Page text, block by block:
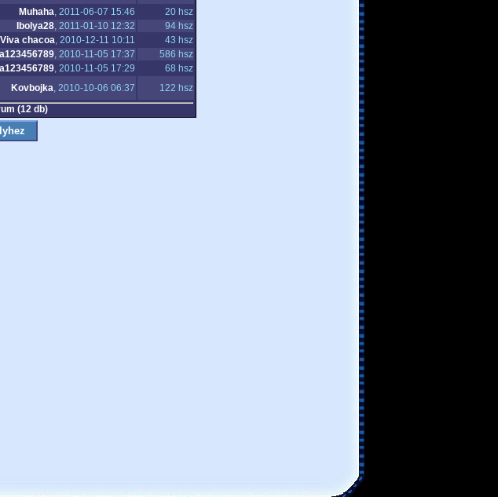
Muhaha, 2011-06-07 15:46
20 hsz
Ibolya28, 2011-01-10 12:32
94 hsz
Viva chacoa, 2010-12-11 10:11
43 hsz
, 2010-11-05 17:37
586 hsz
, 2010-11-05 17:29
68 hsz
Kovbojka, 2010-10-06 06:37
122 hsz
(12 db)